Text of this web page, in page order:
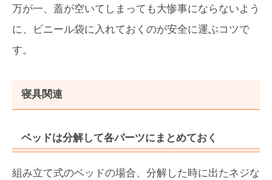
万が一、蓋が空いてしまっても大惨事にならないよう
に、ビニール袋に入れておくのが安全に運ぶコツで
す。
寝具関連
ベッドは分解して各パーツにまとめておく
組み立て式のベッドの場合、分解した時に出たネジな